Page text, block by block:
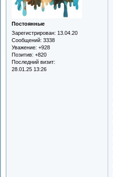
Постоянные
Зарегистрирован: 13.04.20
Сообщений: 3338
Уважение: +928
Позитив: +820
Последний визит:
28.01.25 13:26